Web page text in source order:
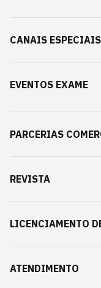
CANAIS ESPECIAIS
EVENTOS EXAME
PARCERIAS
REVISTA
LICENCIAMENTO
ATENDIMENTO